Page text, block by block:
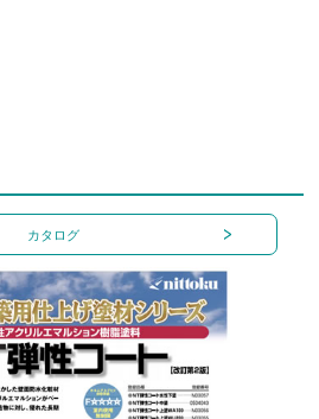
カタログ